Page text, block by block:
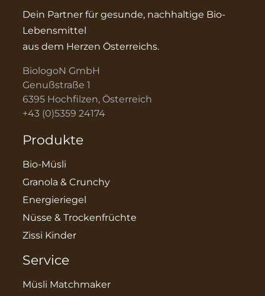
Dein Partner für gesunde, nachhaltige Bio-
Lebensmittel
aus dem Herzen Österreichs.
BiologoN GmbH
Genußstraße 1
6395 Hochfilzen, Österreich
+43 (0)5359 24174
Produkte
Bio-Müsli
Granola & Crunchy
Energieriegel
Nüsse & Trockenfrüchte
Zissi Kinder
Service
Müsli Matchmaker